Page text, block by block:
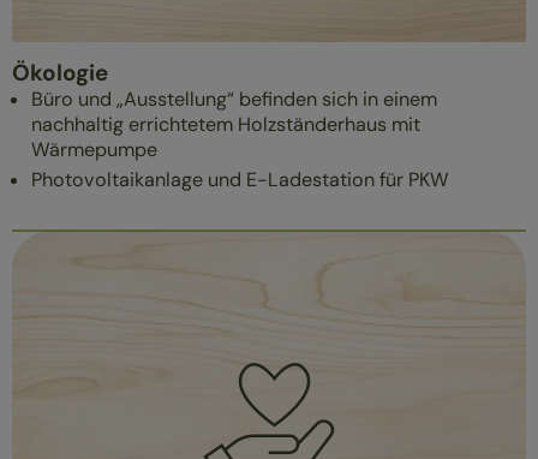
Ökologie
Büro und „Ausstellung“ befinden sich in einem
nachhaltig errichtetem Holzständerhaus mit
Wärmepumpe
Photovoltaikanlage und E-Ladestation für PKW